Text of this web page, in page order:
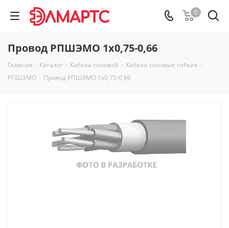
0
Провод РПШЭМО 1х0,75-0,66
Главная - Каталог - Кабель силовой - Кабели силовые гибкие -
РПШЭМО - Провод РПШЭМО 1х0,75-0,66